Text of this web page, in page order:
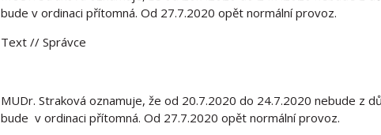
bude v ordinaci přítomná. Od 27.7.2020 opět normální provoz.
Text // Správce
MUDr. Straková oznamuje, že od 20.7.2020 do 24.7.2020 nebude z
bude v ordinaci přítomná. Od 27.7.2020 opět normální provoz.